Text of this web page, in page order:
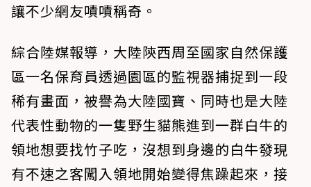
讓不少網友嘖嘖稱奇。
綜合陸媒報導，大陸陝西周至國家自然保護
區一名保育員透過園區的監視器捕捉到一段
稀有畫面，被譽為大陸國寶、同時也是大陸
代表性動物的一隻野生貓熊進到一群白牛的
領地想要找竹子吃，沒想到身邊的白牛發現
有不速之客闖入領地開始變得焦躁起來，接